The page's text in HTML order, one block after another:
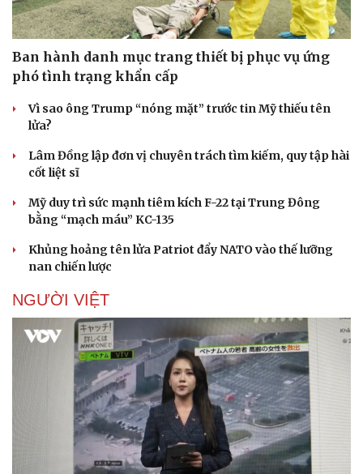
Doanh nghiệp
Doanh nghiệp 24h
Doanh nhân
Vì cộng đồng
Tin Công nghệ
Chuyển đổi số
Ban hành danh mục trang thiết bị phục vụ ứng
phó tình trạng khẩn cấp
Vì sao ông Trump “nóng mặt” trước tin Mỹ thiếu tên
lửa?
Lâm Đồng lập đơn vị chuyên trách tìm kiếm, quy tập hài
cốt liệt sĩ
Mỹ duy trì sức mạnh tiêm kích F-22 tại Trung Đông
bằng “mạch máu” KC-135
Khủng hoảng tên lửa Patriot đẩy NATO vào thế lưỡng
nan chiến lược
NGƯỜI VIỆT